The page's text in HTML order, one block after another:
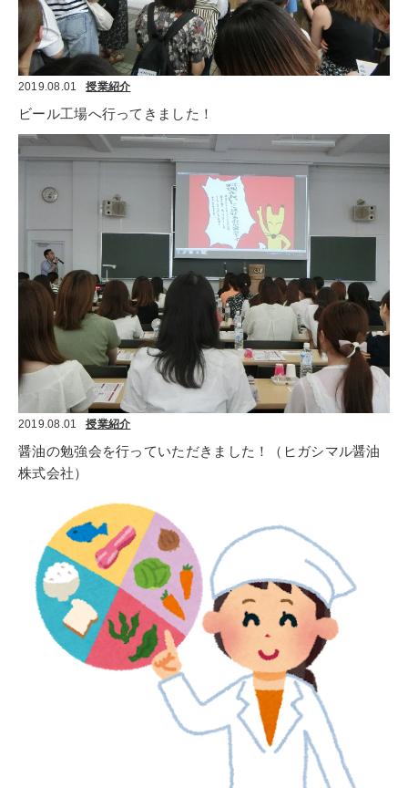
2019.08.01 授業紹介
ビール工場へ行ってきました！
2019.08.01 授業紹介
醤油の勉強会を行っていただきました！（ヒガシマル醤油
株式会社）